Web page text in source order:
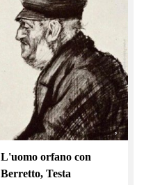
L'uomo orfano con
Berretto, Testa